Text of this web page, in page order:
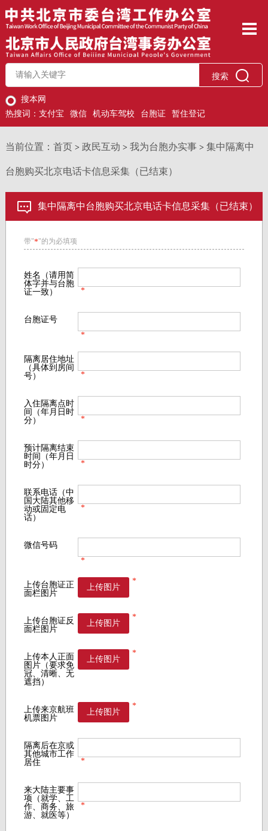
搜索
搜本网
热搜词： 支付宝 微信 机动车驾校 台胞证 暂住登记
当前位置： 首页 > 政民互动 > 我为台胞办实事> 集中隔离中
台胞购买北京电话卡信息采集（已结束）
集中隔离中台胞购买北京电话卡信息采集（已结束）
带"*"的为必填项
姓名（请用简
体字并与台胞
证一致）
*
台胞证号
*
隔离居住地址
（具体到房间
号）
*
入住隔离点时
间（年月日时
分）
*
预计隔离结束
时间（年月日
时分）
*
联系电话（中
国大陆其他移
动或固定电
话）
*
微信号码
*
上传台胞证正
面栏图片
上传图片
*
上传台胞证反
面栏图片
上传图片
*
上传本人正面
图片（要求免
冠、清晰、无
遮挡）
上传图片
*
上传来京航班
机票图片
上传图片
*
隔离后在京或
其他城市工作
居住
*
来大陆主要事
项（就学、工
作、商务、旅
游、就医等）
*